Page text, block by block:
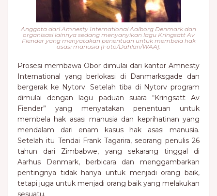
Anggota dari Amnesty International Aalborg Denmark dan
organisasi lainnya sedang menyanyikan lagu Kringsatt Av
Fiender yang menyatakan penentuan untuk membela hak
asasi manusia [Foto/Dahlan/WAA].
Prosesi membawa Obor dimulai dari kantor Amnesty
International yang berlokasi di Danmarksgade dan
bergerak ke Nytorv. Setelah tiba di Nytorv program
dimulai dengan lagu paduan suara “Kringsatt Av
Fiender” yang menyatakan penentuan untuk
membela hak asasi manusia dan keprihatinan yang
mendalam dari enam kasus hak asasi manusia.
Setelah itu Tendai Frank Tagarira, seorang penulis 26
tahun dari Zimbabwe, yang sekarang tinggal di
Aarhus Denmark, berbicara dan menggambarkan
pentingnya tidak hanya untuk menjadi orang baik,
tetapi juga untuk menjadi orang baik yang melakukan
sesuatu.